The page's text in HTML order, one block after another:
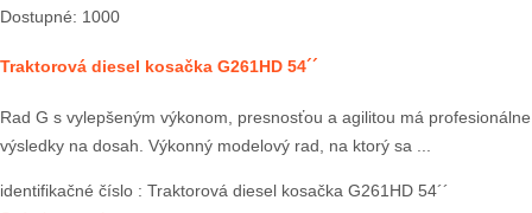
Dostupné: 1000
Traktorová diesel kosačka G261HD 54´´
Rad G s vylepšeným výkonom, presnosťou a agilitou má profesionálne
výsledky na dosah. Výkonný modelový rad, na ktorý sa ...
identifikačné číslo : Traktorová diesel kosačka G261HD 54´´